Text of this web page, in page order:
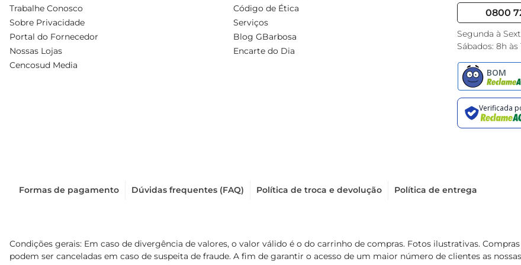
Trabalhe Conosco
Sobre Privacidade
Portal do Fornecedor
Nossas Lojas
Cencosud Media
Código de Ética
Serviços
Blog GBarbosa
Encarte do Dia
0800
Segunda à
Sábados: 8h às
Formas de pagamento Dúvidas frequentes (FAQ) Política de troca e devolução Política de entrega
Condições gerais: Em caso de divergência de valores, o valor válido é o do carrinho de compras. Fotos ilustrativas.
podem ser canceladas em caso de suspeita de fraude. A fim de garantir o acesso de um maior número de clientes as